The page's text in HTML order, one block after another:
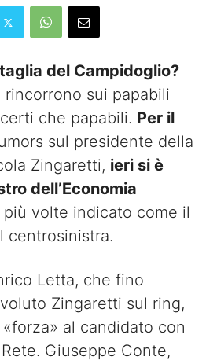
del Campidoglio?
sui papabili
che papabili. Per il
sul presidente della
Zingaretti, ieri si è
dell’Economia
più volte indicato come il
centrosinistra.
Letta, che fino
Zingaretti sul ring,
al candidato con
Giuseppe Conte,